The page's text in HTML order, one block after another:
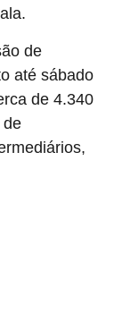
de
até sábado
de 4.340
de